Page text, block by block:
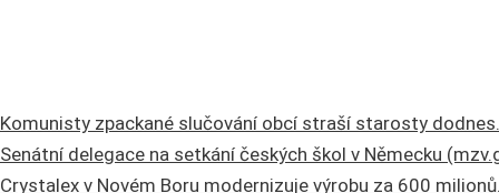
Komunisty zpackané slučování obcí straší starosty
Senátní delegace na setkání českých škol v Německu
Crystalex v Novém Boru modernizuje výrobu za 600